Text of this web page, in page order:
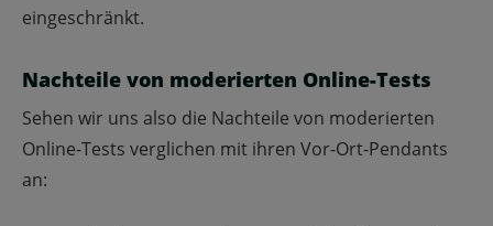
eingeschränkt.
Nachteile von moderierten Online-Tests
Sehen wir uns also die Nachteile von moderierten
Online-Tests verglichen mit ihren Vor-Ort-Pendants
an: